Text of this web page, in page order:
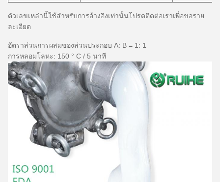
ตัวเลขเหล่านี้ใช้สำหรับการอ้างอิงเท่านั้นโปรดติดต่อเราเพื่อขอราย
ละเอียด
อัตราส่วนการผสมของส่วนประกอบ A: B = 1: 1
การหลอมโลหะ: 150 ° C / 5 นาที